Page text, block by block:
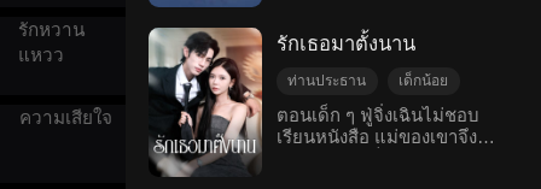
รักหวาน
แหวว
ความเสียใจ
จากสถานการณ์นั้นทันที นี่มัน
เรื่องอะไรกัน เธอมีพ่อที่เป็น
จอหงวน พี่ชายเป็นจอหงวน
เธอใช้ชีวิตอย่างมั่นใจได้แล้ว
จะต้องการผู้ชายไปทำไม? ดัง
รักเธอมาตั้งนาน
ท่านประธาน
เด็กน้อย
รักบริสุทธิ์
การโต้กลับ
เฟรนเนมี่
รักหวานแหวว
ตอนเด็ก ๆ ฟู่จิ่งเฉินไม่ชอบ
เรียนหนังสือ แม่ของเขาจึง